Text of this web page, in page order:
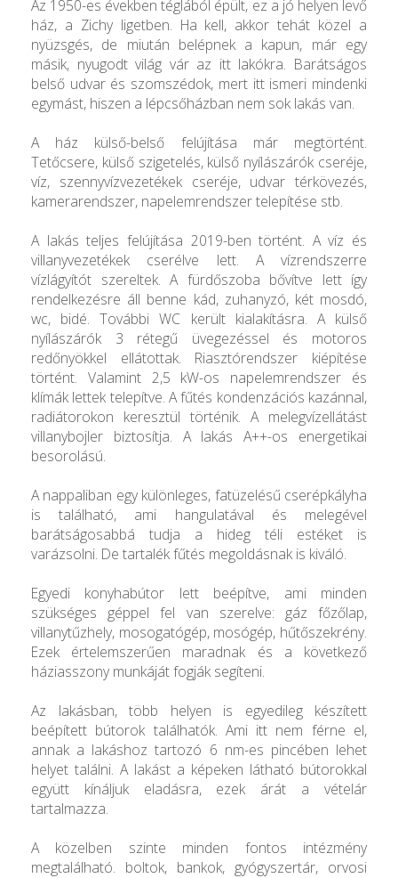
Az 1950-es években téglából épült, ez a jó helyen levő
ház, a Zichy ligetben. Ha kell, akkor tehát közel a
nyüzsgés, de miután belépnek a kapun, már egy
másik, nyugodt világ vár az itt lakókra. Barátságos
belső udvar és szomszédok, mert itt ismeri mindenki
egymást, hiszen a lépcsőházban nem sok lakás van.
A ház külső-belső felújítása már megtörtént.
Tetőcsere, külső szigetelés, külső nyílászárók cseréje,
víz, szennyvízvezetékek cseréje, udvar térkövezés,
kamerarendszer, napelemrendszer telepítése stb.
A lakás teljes felújítása 2019-ben történt. A víz és
villanyvezetékek cserélve lett. A vízrendszerre
vízlágyítót szereltek. A fürdőszoba bővítve lett így
rendelkezésre áll benne kád, zuhanyzó, két mosdó,
wc, bidé. További WC került kialakításra. A külső
nyílászárók 3 rétegű üvegezéssel és motoros
redőnyökkel ellátottak. Riasztórendszer kiépítése
történt. Valamint 2,5 kW-os napelemrendszer és
klímák lettek telepítve. A fűtés kondenzációs kazánnal,
radiátorokon keresztül történik. A melegvízellátást
villanybojler biztosítja. A lakás A++-os energetikai
besorolású.
A nappaliban egy különleges, fatüzelésű cserépkályha
is található, ami hangulatával és melegével
barátságosabbá tudja a hideg téli estéket is
varázsolni. De tartalék fűtés megoldásnak is kiváló.
Egyedi konyhabútor lett beépítve, ami minden
szükséges géppel fel van szerelve: gáz főzőlap,
villanytűzhely, mosogatógép, mosógép, hűtőszekrény.
Ezek értelemszerűen maradnak és a következő
háziasszony munkáját fogják segíteni.
Az lakásban, több helyen is egyedileg készített
beépített bútorok találhatók. Ami itt nem férne el,
annak a lakáshoz tartozó 6 nm-es pincében lehet
helyet találni. A lakást a képeken látható bútorokkal
együtt kínáljuk eladásra, ezek árát a vételár
tartalmazza.
A közelben szinte minden fontos intézmény
megtalálható. boltok, bankok, gyógyszertár, orvosi